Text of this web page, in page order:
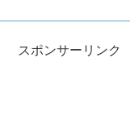
スポンサーリンク